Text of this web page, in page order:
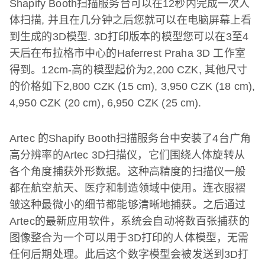
Shapify Booth扫描服务台可以在12秒内完成一次人
体扫描, 并且在几分钟之后您就可以在电脑屏幕上看
到生成的3D模型. 3D打印版本的模型您可以在3至4
天后在布拉格市中心的Haferrest Praha 3D 工作室
得到。 12cm-高的模型起价为2,200 CZK, 其他尺寸
的价格如下2,800 CZK (15 cm), 3,950 CZK (18 cm),
4,950 CZK (20 cm), 6,950 CZK (25 cm).
Artec 的Shapify Booth扫描服务台中安装了4台广角
高分辨率的Artec 3D扫描仪，它们围绕人体旋转从
各个角度捕获外形数据。这种高精度的扫描仪一般
都在航空航天、医疗和制造领域中使用。连衣服褶
皱这种最微小的细节都能够清晰地捕获。之后通过
Artec的最新应用软件，系统会自动将数百张捕获的
图像整合为一个可以用于3D打印的人体模型，无需
任何后期处理。此后这个数字模型会被发送到 3D打